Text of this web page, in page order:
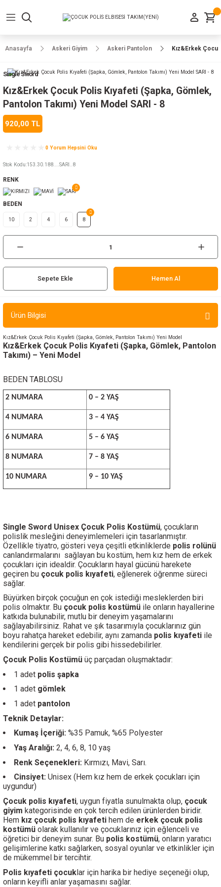
Anasayfa Askeri Giyim Askeri Pantolon Kız&Erkek
Single Sword
Kız&Erkek Çocuk Polis Kıyafeti (Şapka, Gömlek,
Pantolon Takımı) Yeni Model SARI - 8
920,00 TL
0 Yorum Hepsini Oku
Stok Kodu:153.30.188....SARI..8
RENK
BEDEN
10 2 4 6 8
Sepete Ekle Hemen Al
Ürün Bilgisi
Kız&Erkek Çocuk Polis Kıyafeti (Şapka, Gömlek, Pantolon Takımı) Yeni Model
Kız&Erkek Çocuk Polis Kıyafeti (Şapka, Gömlek, Pantolon
Takımı) – Yeni Model
BEDEN TABLOSU
2 NUMARA 0 – 2 YAŞ
4 NUMARA 3 – 4 YAŞ
6 NUMARA 5 – 6 YAŞ
8 NUMARA 7 – 8 YAŞ
10 NUMARA 9 – 10 YAŞ
Single Sword Unisex Çocuk Polis Kostümü, çocukların
polislik mesleğini deneyimlemeleri için tasarlanmıştır.
Özellikle tiyatro, gösteri veya çeşitli etkinliklerde polis rolünü
canlandırmalarını sağlayan bu kostüm, hem kız hem de erkek
çocukları için idealdir. Çocukların hayal gücünü harekete
geçiren bu çocuk polis kıyafeti, eğlenerek öğrenme süreci
sağlar.
Büyürken birçok çocuğun en çok istediği mesleklerden biri
polis olmaktır. Bu çocuk polis kostümü ile onların hayallerine
katkıda bulunabilir, mutlu bir deneyim yaşamalarını
sağlayabilirsiniz. Rahat ve şık tasarımıyla çocuklarınız gün
boyu rahatça hareket edebilir, aynı zamanda polis kıyafeti ile
kendilerini gerçek bir polis gibi hissedebilirler.
Çocuk Polis Kostümü üç parçadan oluşmaktadır:
1 adet polis şapka
1 adet gömlek
1 adet pantolon
Teknik Detaylar:
Kumaş İçeriği: %35 Pamuk, %65 Polyester
Yaş Aralığı: 2, 4, 6, 8, 10 yaş
Renk Seçenekleri: Kırmızı, Mavi, Sarı.
Cinsiyet: Unisex (Hem kız hem de erkek çocukları için
uygundur)
Çocuk polis kıyafeti, uygun fiyatla sunulmakta olup, çocuk
giyim kategorisinde en çok tercih edilen ürünlerden biridir.
Hem kız çocuk polis kıyafeti hem de erkek çocuk polis
kostümü olarak kullanılır ve çocuklarınız için eğlenceli ve
öğretici bir deneyim sunar. Bu polis kostümü, onların yaratıcı
gelişimlerine katkı sağlarken, sosyal oyunlar ve etkinlikler için
de mükemmel bir tercihtir.
Polis kıyafeti çocuklar için harika bir hediye seçeneği olup,
onların keyifli anlar yaşamasını sağlar.